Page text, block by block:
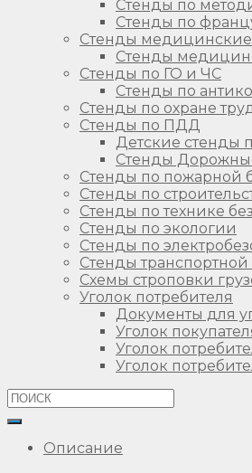
Стенды по
Стенды по
Стенды медицинские
Стенды
Стенды по ГО и ЧС
Стенды по
Стенды по охране
Стенды по ПДД
Детские стенды
Стенды
Стенды по пожарной
Стенды по
Стенды по технике
Стенды по экологии
Стенды по
Стенды транспортной
Схемы строповки
Уголок потребителя
Документы для
Уголок
Уголок
Уголок
Описание